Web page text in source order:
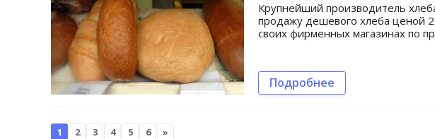
Крупнейший производитель
продажу дешевого хлеба ценой
своих фирменных магазинах по
Подробнее
1 2 3 4 5 6 »